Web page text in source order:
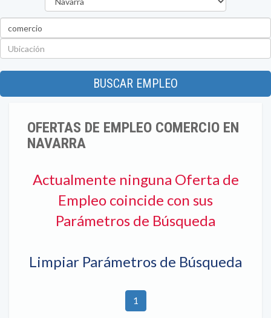
BUSCAR EMPLEO
OFERTAS DE EMPLEO COMERCIO EN
NAVARRA
Actualmente ninguna Oferta de
Empleo coincide con sus
Parámetros de Búsqueda
Limpiar Parámetros de Búsqueda
1